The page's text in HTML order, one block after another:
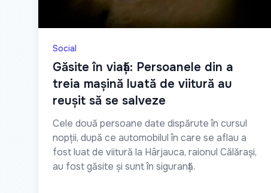
Social
Găsite în viață: Persoanele din a
treia mașină luată de viitură au
reușit să se salveze
Cele două persoane date dispărute în cursul
nopții, după ce automobilul în care se aflau a
fost luat de viitură la Hârjauca, raionul Călărași,
au fost găsite și sunt în siguranță.